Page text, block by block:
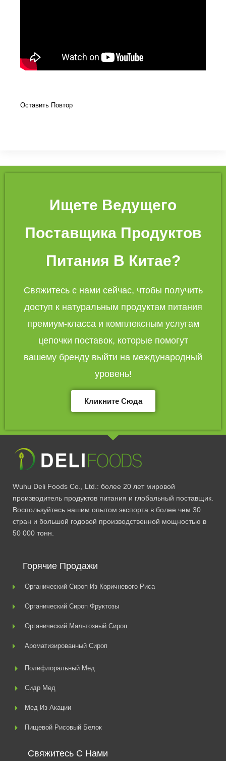
Оставить Повтор
Ищете Ведущего
Поставщика Продуктов
Питания В Китае?
Свяжитесь с нами сейчас, чтобы получить
доступ к натуральным продуктам питания
премиум-класса и комплексным услугам
цепочки поставок, которые помогут
вашему бренду выйти на международный
уровень!
Кликните Сюда
Wuhu Deli Foods Co., Ltd.: более 20 лет мировой
производитель продуктов питания и глобальный поставщик.
Воспользуйтесь нашим опытом экспорта в более чем 30
стран и большой годовой производственной мощностью в
50 000 тонн.
Горячие Продажи
Органический Сироп Из Коричневого Риса
Органический Сироп Фруктозы
Органический Мальтозный Сироп
Ароматизированный Сироп
Полифлоральный Мед
Сидр Мед
Мед Из Акации
Пищевой Рисовый Белок
Свяжитесь С Нами